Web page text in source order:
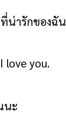
น่ารักของฉัน
love you.
นะ